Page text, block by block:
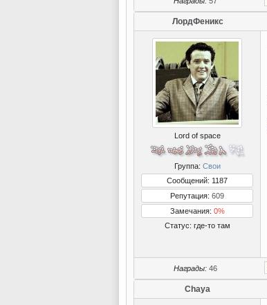
ЛордФеникс
Lord of space
Группа: Свои
Сообщений: 1187
Репутация: 609
Замечания: 0%
Статус: где-то там
Награды: 46
Chaya